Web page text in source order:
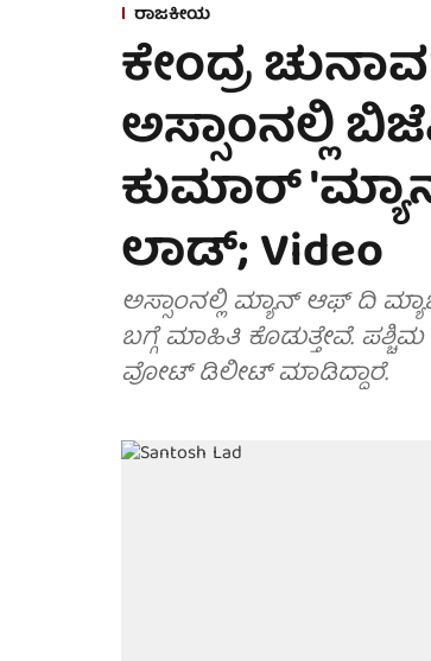
ರಾಜಕೀಯ
ಕೇಂದ್ರ
ಅಸ್ಸಾಂನಲ್ಲಿ
ಕುಮಾರ್
ಲಾಡ್; Video
ಅಸ್ಸಾಂನಲ್ಲಿ ಮ್ಯಾನ್ ಆಫ್ ದಿ
ಬಗ್ಗೆ ಮಾಹಿತಿ ಕೊಡುತ್ತೇವೆ.
ವೋಟ್ ಡಿಲೀಟ್ ಮಾಡಿದ್ದಾರೆ.